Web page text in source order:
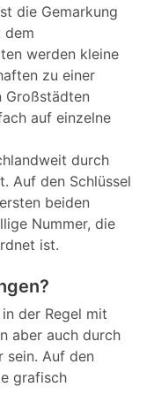
die Gemarkung
dem
werden kleine
zu einer
Großstädten
auf einzelne
durch
Auf den Schlüssel
beiden
Nummer, die
ist.
der Regel mit
aber auch durch
sein. Auf den
grafisch